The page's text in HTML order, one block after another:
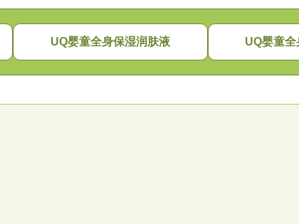
UQ婴童全身保湿润肤液 UQ婴童